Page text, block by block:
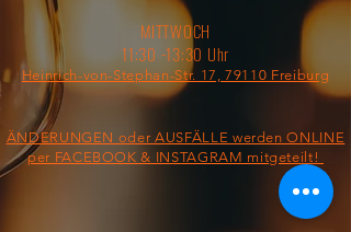
MITTWOCH
11:30 -13:30 Uhr
Heinrich-von-Stephan-Str. 17, 79110 Freiburg
ÄNDERUNGEN oder AUSFÄLLE werden ONLINE
per FACEBOOK & INSTAGRAM mitgeteilt!